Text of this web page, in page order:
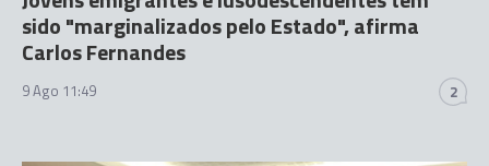
sido "marginalizados pelo Estado", afirma
Carlos Fernandes
9 Ago 11:49 2